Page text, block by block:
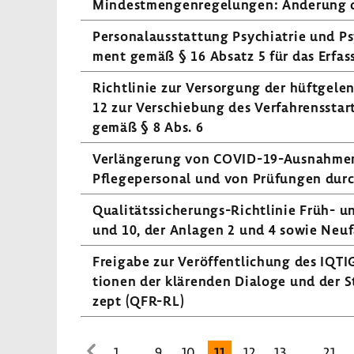
Mindest­men­gen­re­ge­lungen: Ände­rung
Perso­nal­aus­stat­tung Psych­ia­trie und
ment gemäß § 16 Absatz 5 für das
Richt­linie zur Versor­gung der
12 zur Verschie­bung des
gemäß § 8 Abs. 6
Verlän­ge­rung von COVID-​19-
Pfle­ge­per­sonal und von Prüfungen
Qualitätssicherungs-​Richtlinie Früh-
und 10, der Anlagen 2 und 4 sowie
Frei­gabe zur Veröf­fent­li­chung des
tionen der klärenden Dialoge und der
zept (QFR-RL)